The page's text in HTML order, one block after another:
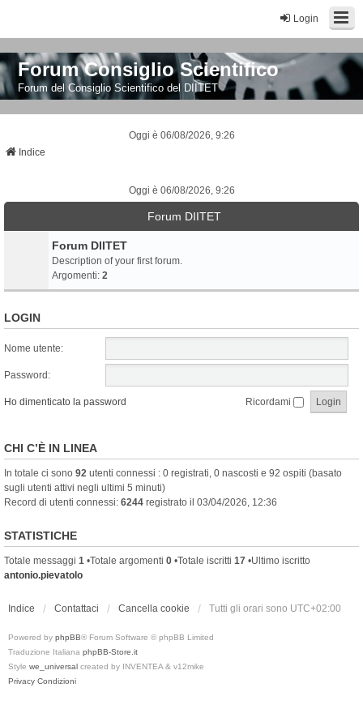
Login
Forum Consiglio Scientifico
Forum del Consiglio Scientifico del DIITET
Oggi è 06/08/2026, 9:26
Indice
Oggi è 06/08/2026, 9:26
Forum DIITET
Forum DIITET
Description of your first forum.
Argomenti: 2
LOGIN
Nome utente:
Password:
Ho dimenticato la password Ricordami
CHI C’È IN LINEA
In totale ci sono 92 utenti connessi : 0 registrati, 0 nascosti e 92 ospiti (basato
sugli utenti attivi negli ultimi 5 minuti)
Record di utenti connessi: 6244 registrato il 03/04/2026, 12:36
STATISTICHE
Totale messaggi 1 •Totale argomenti 0 •Totale iscritti 17 •Ultimo iscritto
antonio.pievatolo
Indice Contattaci Cancella cookie Tutti gli orari sono UTC+02:00
Powered by phpBB® Forum Software © phpBB Limited
Traduzione Italiana phpBB-Store.it
Style we_universal created by INVENTEA & v12mike
Privacy Condizioni